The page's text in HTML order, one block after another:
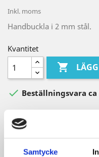
Samtycke
Inkl. moms
Handbuckla i 2 mm stål.
Kvantitet

 Beställningsvara ca
Dela